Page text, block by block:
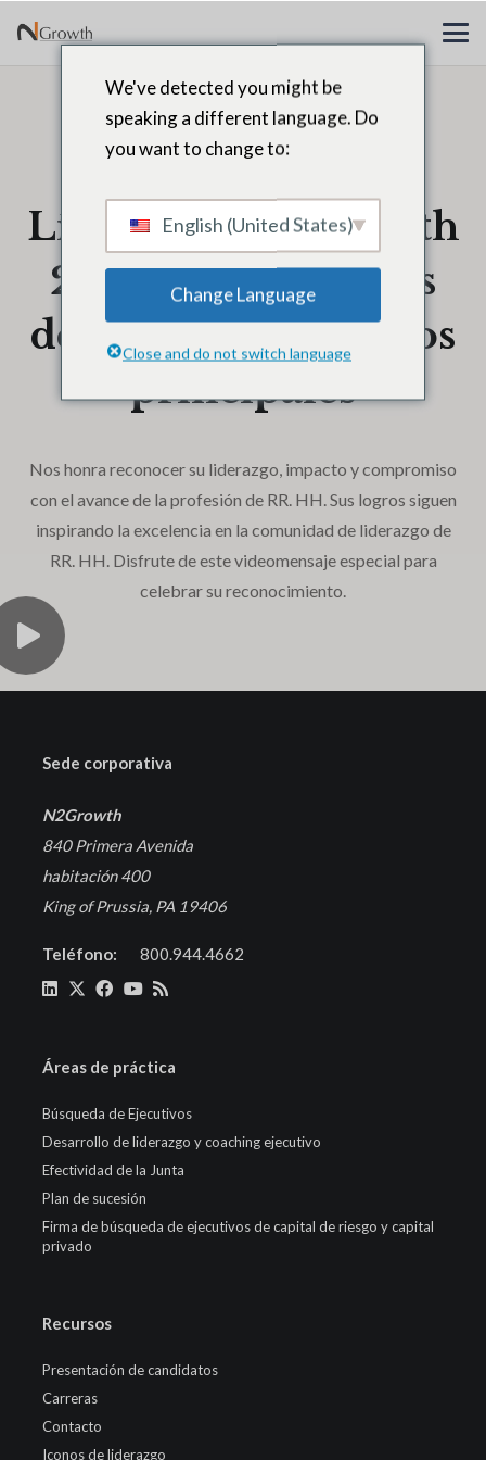
Felicitaciones
Deborah Borg,
Líderes de N2Growth
2025: 40 directores
de recursos humanos
principales
Nos honra reconocer su liderazgo, impacto y compromiso
con el avance de la profesión de RR. HH. Sus logros siguen
inspirando la excelencia en la comunidad de liderazgo de
RR. HH. Disfrute de este videomensaje especial para
celebrar su reconocimiento.
Sede corporativa
N2Growth
840 Primera Avenida
habitación 400
King of Prussia, PA 19406
Teléfono: 800.944.4662
Áreas de práctica
Búsqueda de Ejecutivos
Desarrollo de liderazgo y coaching ejecutivo
Efectividad de la Junta
Plan de sucesión
Firma de búsqueda de ejecutivos de capital de riesgo y capital
privado
Recursos
Presentación de candidatos
Carreras
Contacto
Iconos de liderazgo
We've detected you might be
speaking a different language. Do
you want to change to:
English (United States)
Change Language
Close and do not switch language